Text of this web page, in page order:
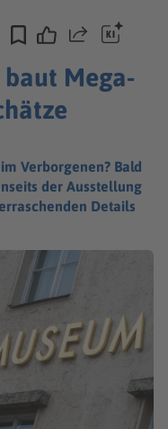
Teilen
Mega-
Verborgenen? Bald
der Ausstellung
Details